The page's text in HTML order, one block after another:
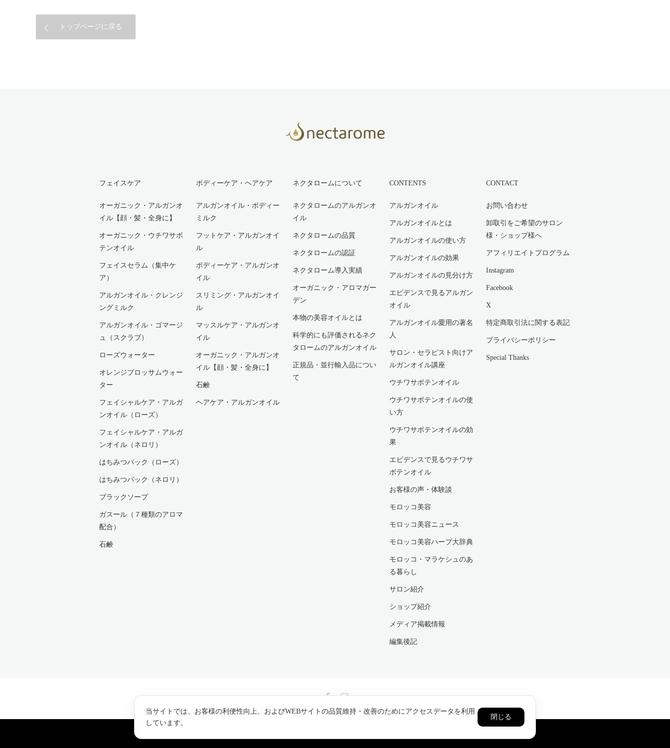
トップページに戻る
フェイスケア
オーガニック・アルガンオ
イル【顔・髪・全身に】
オーガニック・ウチワサボ
テンオイル
フェイスセラム（集中ケ
ア）
アルガンオイル・クレンジ
ングミルク
アルガンオイル・ゴマージ
ュ（スクラブ）
ローズウォーター
オレンジブロッサムウォー
ター
フェイシャルケア・アルガ
ンオイル（ローズ）
フェイシャルケア・アルガ
ンオイル（ネロリ）
はちみつパック（ローズ）
はちみつパック（ネロリ）
ブラックソープ
ガスール（７種類のアロマ
配合）
石鹸
ボディーケア・ヘアケア
アルガンオイル・ボディー
ミルク
フットケア・アルガンオイ
ル
ボディーケア・アルガンオ
イル
スリミング・アルガンオイ
ル
マッスルケア・アルガンオ
イル
オーガニック・アルガンオ
イル【顔・髪・全身に】
石鹸
ヘアケア・アルガンオイル
ネクタロームについて
ネクタロームのアルガンオ
イル
ネクタロームの品質
ネクタロームの認証
ネクタローム導入実績
オーガニック・アロマガー
デン
本物の美容オイルとは
科学的にも評価されるネク
タロームのアルガンオイル
正規品・並行輸入品につい
て
CONTENTS
アルガンオイル
アルガンオイルとは
アルガンオイルの使い方
アルガンオイルの効果
アルガンオイルの見分け方
エビデンスで見るアルガン
オイル
アルガンオイル愛用の著名
人
サロン・セラピスト向けア
ルガンオイル講座
ウチワサボテンオイル
ウチワサボテンオイルの使
い方
ウチワサボテンオイルの効
果
エビデンスで見るウチワサ
ボテンオイル
お客様の声・体験談
モロッコ美容
モロッコ美容ニュース
モロッコ美容ハーブ大辞典
モロッコ・マラケシュのあ
る暮らし
サロン紹介
ショップ紹介
メディア掲載情報
編集後記
CONTACT
お問い合わせ
卸取引をご希望のサロン
様・ショップ様へ
アフィリエイトプログラム
Instagram
Facebook
X
特定商取引法に関する表記
プライバシーポリシー
Special Thanks
当サイトでは、お客様の利便性向上、およびWEBサイトの品質維持・改善のためにアクセスデータを利用
しています。
閉じる